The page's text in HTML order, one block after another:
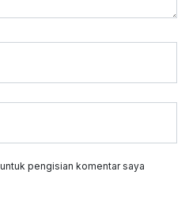
pengisian komentar saya